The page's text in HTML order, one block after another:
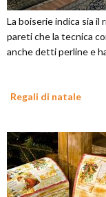
La boiserie indica sia
pareti che la tecnica
anche detti perline e
Regali di natale